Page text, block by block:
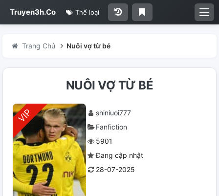
Truyen3h.Co Thể loại
Trang Chủ Nuôi vợ từ bé
NUÔI VỢ TỪ BÉ
shiniuoi777
Fanfiction
5901
Đang cập nhật
28-07-2025